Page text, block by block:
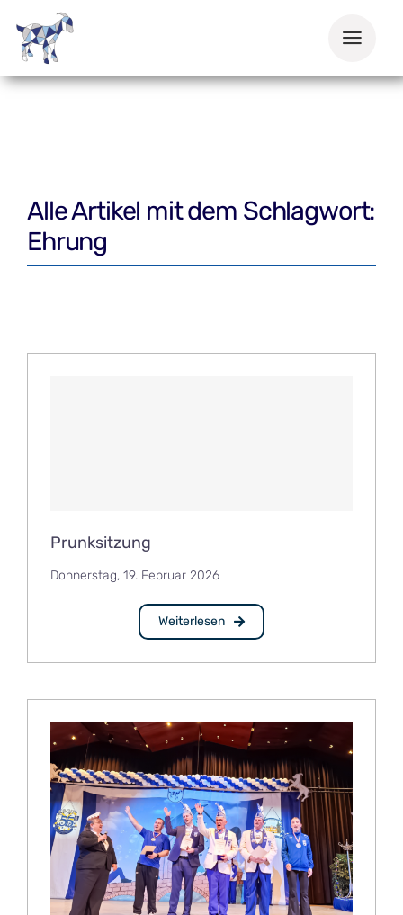
Inhalt
springen
Alle Artikel mit dem Schlagwort:
Ehrung
Prunksitzung
Donnerstag, 19. Februar 2026
Weiterlesen